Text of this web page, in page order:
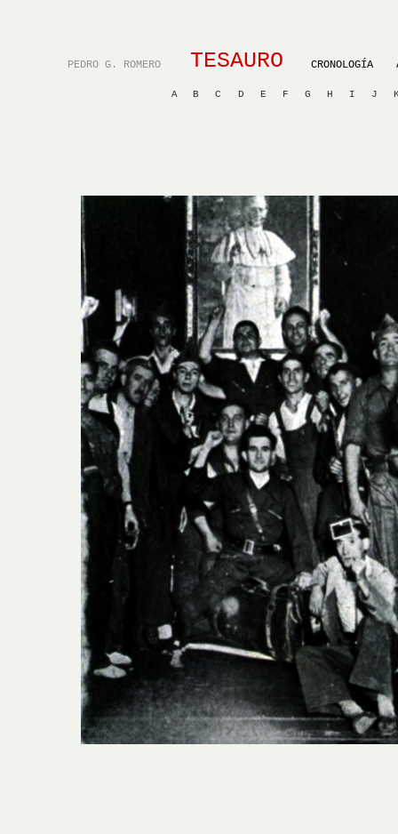
PEDRO G. ROMERO TESAURO CRONOLOGÍA
A B C D E F G H I J